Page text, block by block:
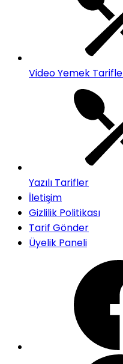
Video Yemek
Yazılı Tarifler
İletişim
Gizlilik Politikası
Tarif Gönder
Üyelik Paneli